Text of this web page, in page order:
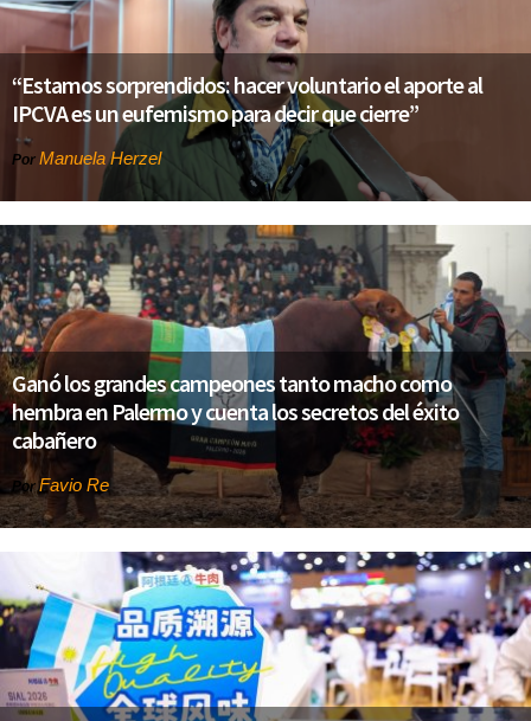
“Estamos sorprendidos: hacer voluntario el aporte al
IPCVA es un eufemismo para decir que cierre”
Por Manuela Herzel
Ganó los grandes campeones tanto macho como
hembra en Palermo y cuenta los secretos del éxito
cabañero
PorFavio Re